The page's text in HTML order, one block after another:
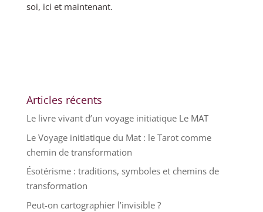
soi, ici et maintenant.
Articles récents
Le livre vivant d’un voyage initiatique Le MAT
Le Voyage initiatique du Mat : le Tarot comme
chemin de transformation
Ésotérisme : traditions, symboles et chemins de
transformation
Peut-on cartographier l’invisible ?